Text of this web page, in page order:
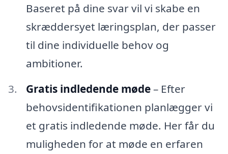
Baseret på dine svar vil vi skabe en
skræddersyet læringsplan, der passer
til dine individuelle behov og
ambitioner.
Gratis indledende møde– Efter
behovsidentifikationen planlægger vi
et gratis indledende møde. Her får du
muligheden for at møde en erfaren